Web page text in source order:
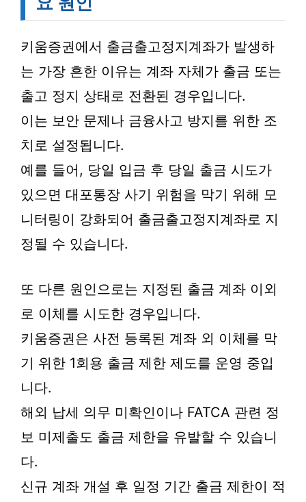
키움증권에서 출금출고정지계좌가 발생하
는 가장 흔한 이유는 계좌 자체가 출금 또는
출고 정지 상태로 전환된 경우입니다.
이는 보안 문제나 금융사고 방지를 위한 조
치로 설정됩니다.
예를 들어, 당일 입금 후 당일 출금 시도가
있으면 대포통장 사기 위험을 막기 위해 모
니터링이 강화되어 출금출고정지계좌로 지
정될 수 있습니다.
또 다른 원인으로는 지정된 출금 계좌 이외
로 이체를 시도한 경우입니다.
키움증권은 사전 등록된 계좌 외 이체를 막
기 위한 1회용 출금 제한 제도를 운영 중입
니다.
해외 납세 의무 미확인이나 FATCA 관련 정
보 미제출도 출금 제한을 유발할 수 있습니
다.
신규 계좌 개설 후 일정 기간 출금 제한이 적